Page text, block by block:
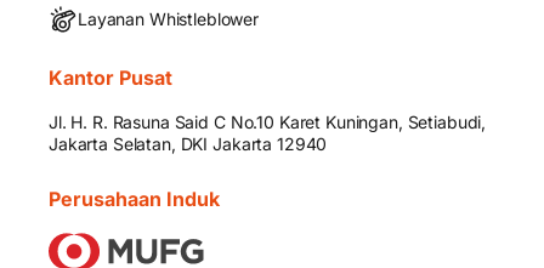
Layanan Whistleblower
Kantor Pusat
Jl. H. R. Rasuna Said C No.10 Karet Kuningan, Setiabudi,
Jakarta Selatan, DKI Jakarta 12940
Perusahaan Induk